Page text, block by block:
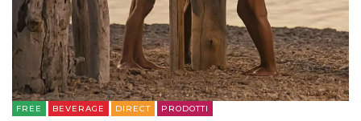
FREE BEVERAGE DIRECT PRODOTTI